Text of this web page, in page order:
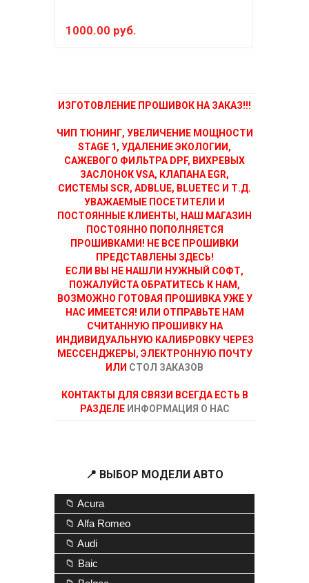
1000.00 руб.
ИЗГОТОВЛЕНИЕ ПРОШИВОК НА ЗАКАЗ!!!
ЧИП ТЮНИНГ, УВЕЛИЧЕНИЕ МОЩНОСТИ
STAGE 1, УДАЛЕНИЕ ЭКОЛОГИИ,
САЖЕВОГО ФИЛЬТРА DPF, ВИХРЕВЫХ
ЗАСЛОНОК VSA, КЛАПАНА EGR,
СИСТЕМЫ SCR, ADBLUE, BLUETEC И Т.Д.
УВАЖАЕМЫЕ ПОСЕТИТЕЛИ И
ПОСТОЯННЫЕ КЛИЕНТЫ, НАШ МАГАЗИН
ПОСТОЯННО ПОПОЛНЯЕТСЯ
ПРОШИВКАМИ! НЕ ВСЕ ПРОШИВКИ
ПРЕДСТАВЛЕНЫ ЗДЕСЬ!
ЕСЛИ ВЫ НЕ НАШЛИ НУЖНЫЙ СОФТ,
ПОЖАЛУЙСТА ОБРАТИТЕСЬ К НАМ,
ВОЗМОЖНО ГОТОВАЯ ПРОШИВКА УЖЕ У
НАС ИМЕЕТСЯ! ИЛИ ОТПРАВЬТЕ НАМ
СЧИТАННУЮ ПРОШИВКУ НА
ИНДИВИДУАЛЬНУЮ КАЛИБРОВКУ ЧЕРЕЗ
МЕССЕНДЖЕРЫ, ЭЛЕКТРОННУЮ ПОЧТУ
ИЛИ СТОЛ ЗАКАЗОВ
КОНТАКТЫ ДЛЯ СВЯЗИ ВСЕГДА ЕСТЬ В
РАЗДЕЛЕ ИНФОРМАЦИЯ О НАС
📍 ВЫБОР МОДЕЛИ АВТО
📁 Acura
📁 Alfa Romeo
📁 Audi
📁 Baic